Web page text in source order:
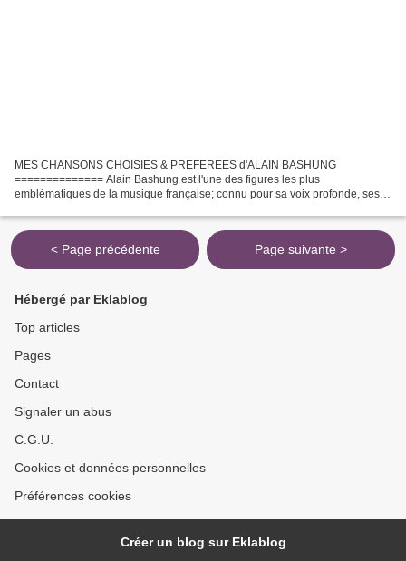
MES CHANSONS CHOISIES & PREFEREES d'ALAIN BASHUNG
============== Alain Bashung est l'une des figures les plus
emblématiques de la musique française; connu pour sa voix profonde, ses
< Page précédente Page suivante >
Hébergé par Eklablog
Top articles
Pages
Contact
Signaler un abus
C.G.U.
Cookies et données personnelles
Préférences cookies
Créer un blog sur Eklablog